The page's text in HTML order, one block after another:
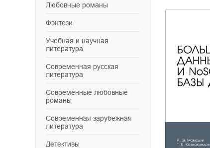
любовные романы
фэнтези
учебная и научная
литература
современная русская
литература
современные любовные
романы
современная зарубежная
литература
детективы